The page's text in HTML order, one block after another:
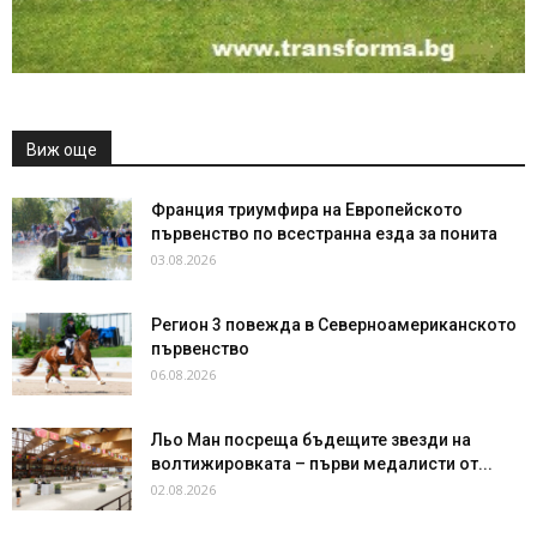
Виж още
Франция триумфира на Европейското
първенство по всестранна езда за понита
03.08.2026
Регион 3 повежда в Северноамериканското
първенство
06.08.2026
Льо Ман посреща бъдещите звезди на
волтижировката – първи медалисти от...
02.08.2026